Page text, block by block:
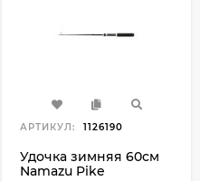
АРТИКУЛ: 1126190
Удочка зимняя 60см
Namazu Pike